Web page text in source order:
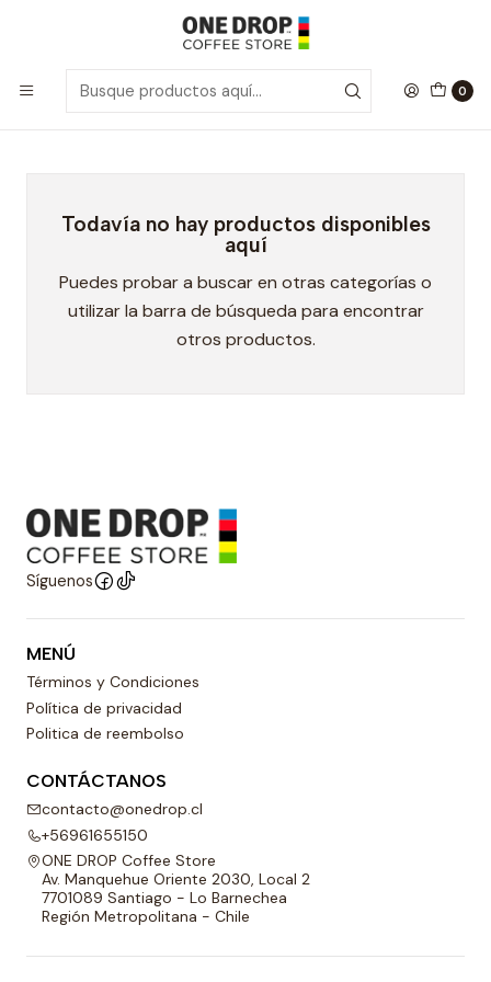
0
Inicio B Organics
B Organics
Todavía no hay productos disponibles
aquí
Puedes probar a buscar en otras categorías o
utilizar la barra de búsqueda para encontrar
otros productos.
Síguenos
MENÚ
Términos y Condiciones
Política de privacidad
Politica de reembolso
CONTÁCTANOS
contacto@onedrop.cl
+56961655150
ONE DROP Coffee Store
Av. Manquehue Oriente 2030, Local 2
7701089 Santiago - Lo Barnechea
Región Metropolitana - Chile